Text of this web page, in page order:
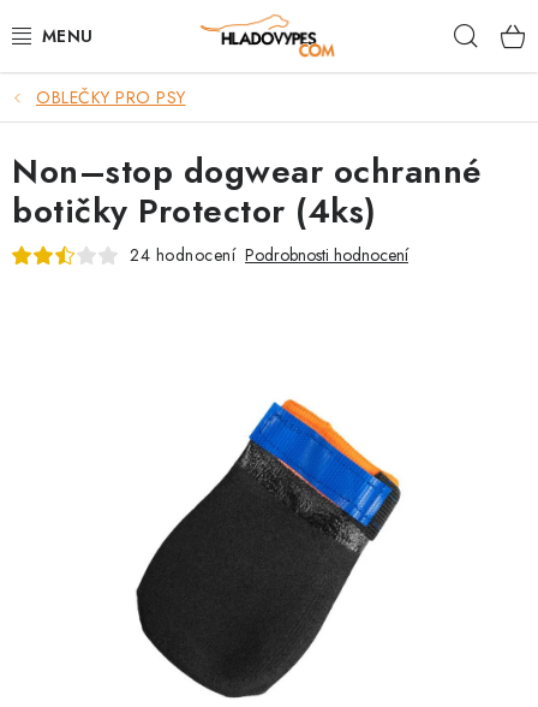
na
POTŘEBY PRO PSY
TAMI PŘEPRAVNÍ BOXY
SPORT SE PSEM
OBLEČKY PRO PSY
Non–stop dogwear ochranné
botičky Protector (4ks)
24 hodnocení Podrobnosti hodnocení